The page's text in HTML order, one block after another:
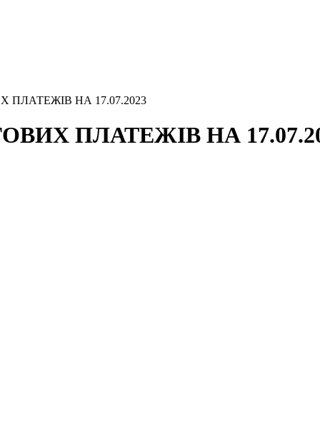
НА 17.07.2023
ПЛАТЕЖІВ НА